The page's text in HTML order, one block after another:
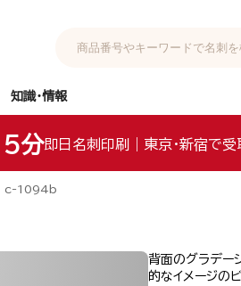
知識・情報
分即日名刺印刷｜東京・新宿で受
c-1094b
背面のグラデー
的なイメージの